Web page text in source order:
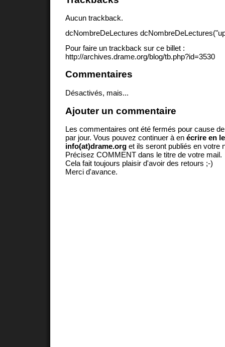
Aucun trackback.
dcNombreDeLectures
Pour faire un trackback sur ce billet :
http://archives.drame.org/blog/tb.php?id=3530
Commentaires
Désactivés, mais...
Ajouter un commentaire
Les commentaires ont été fermés pour cause
par jour. Vous pouvez continuer à en écrire en
info(at)drame.org et ils seront publiés en votre
Précisez COMMENT dans le titre de votre mail.
Cela fait toujours plaisir d'avoir des retours ;-)
Merci d'avance.